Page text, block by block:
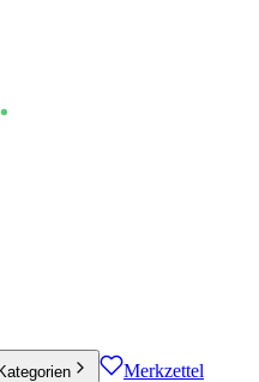
Kategorien Merkzettel